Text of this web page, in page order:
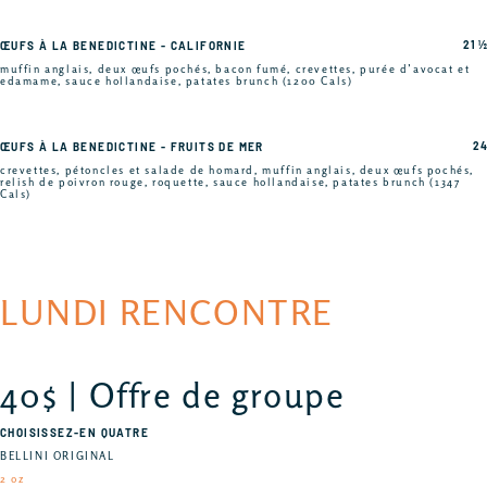
ŒUFS À LA BENEDICTINE - CALIFORNIE
muffin anglais, deux œufs pochés, bacon fumé, crevettes, purée d’avocat et
edamame, sauce hollandaise, patates brunch (1200 Cals)
21 ½
ŒUFS À LA BENEDICTINE - FRUITS DE MER
crevettes, pétoncles et salade de homard, muffin anglais, deux œufs pochés,
relish de poivron rouge, roquette, sauce hollandaise, patates brunch (1347
Cals)
24
LUNDI RENCONTRE
40$ | Offre de groupe
CHOISISSEZ-EN QUATRE
BELLINI ORIGINAL
2 oz